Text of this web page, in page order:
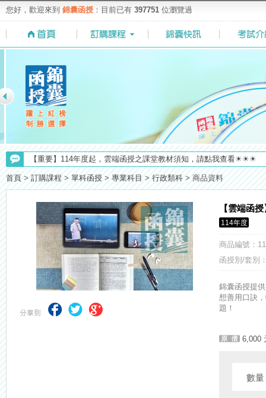
您好，歡迎來到 錦囊函授 ：目前已有 397751 位瀏覽過
【考選部】高普考／修正部份考試科目及大綱，趕快來看看有哪一些
【重要】114年度起，雲端函授之課堂教材須知，請點我查看☀☀☀
【最新】錦囊函授增加便利商店付款方式，便利到不行！馬上使用►
【求職秘技＼(￣O￣)】你對國營事業了解多少呢? 必考國事業的
【NEW】加入◆錦囊函授Facebook粉絲專頁◆，最新消息、優惠活
【注意】112年起高普不考「公文」／高考英文占比提升，快來看看
【考試院】國考證書數位化，112年起全面實施！點我看詳情>>>
【上榜生獎學金計畫】恭賀金榜！上榜生獎學金申請辦法與表格下
【考選部】高普考／修正部份考試科目及大綱，趕快來看看有哪一些
首頁 > 訂購課程 > 單科函授 > 專業科目 > 行政類科 > 商品資料
【雲端函
114年度
商品編號 ：
函授別/套別
錦囊函授提
想善用口訣
題！
6,000
數